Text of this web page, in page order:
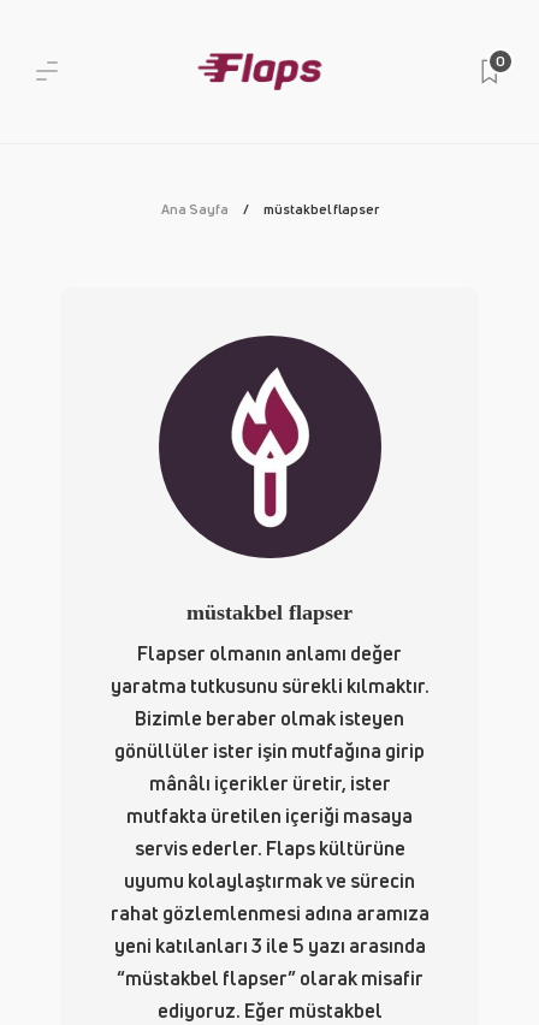
0
Ana Sayfa müstakbel flapser
müstakbel flapser
Flapser olmanın anlamı değer
yaratma tutkusunu sürekli kılmaktır.
Bizimle beraber olmak isteyen
gönüllüler ister işin mutfağına girip
mânâlı içerikler üretir, ister
mutfakta üretilen içeriği masaya
servis ederler. Flaps kültürüne
uyumu kolaylaştırmak ve sürecin
rahat gözlemlenmesi adına aramıza
yeni katılanları 3 ile 5 yazı arasında
“müstakbel flapser” olarak misafir
ediyoruz. Eğer müstakbel